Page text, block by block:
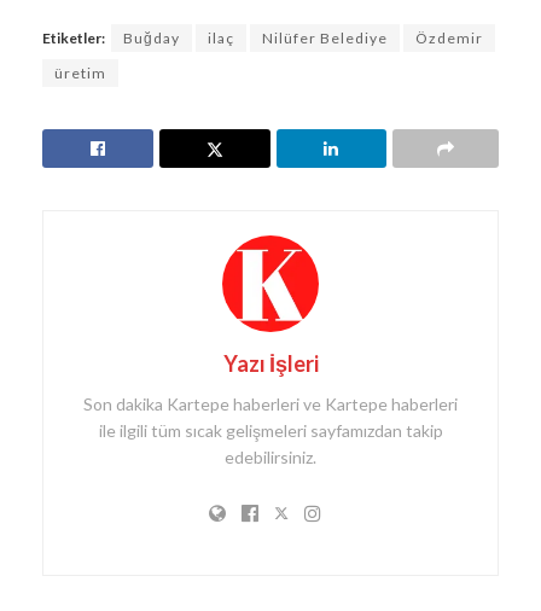
Etiketler: Buğday ilaç Nilüfer Belediye
Özdemir
üretim
Yazı İşleri
Son dakika Kartepe haberleri ve Kartepe haberleri
ile ilgili tüm sıcak gelişmeleri sayfamızdan takip
edebilirsiniz.